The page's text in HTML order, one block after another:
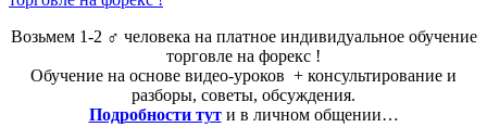
Возьмем 1-2 ‍♂️ человека на платное индивидуальное обучение
торговле на форекс !
Обучение на основе видео-уроков ️ + консультирование и
разборы, советы, обсуждения.
Подробности тут и в личном общении…